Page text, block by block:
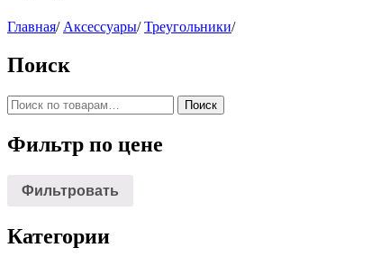
Главная/ Аксессуары/ Треугольники/
Поиск
Искать: Поиск
Фильтр по цене
Фильтровать
Категории